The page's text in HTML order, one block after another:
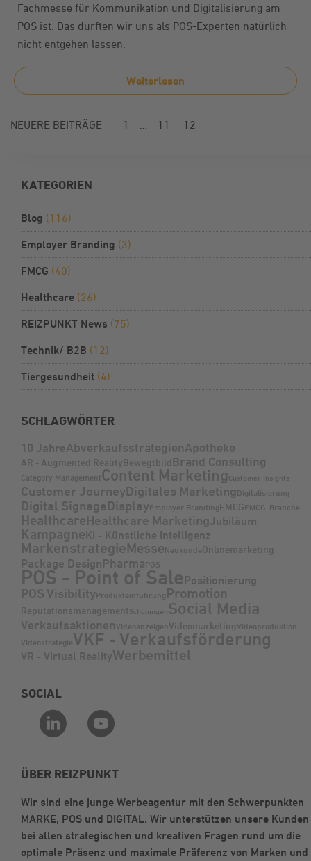
Fachmesse für Kommunikation und Digitalisierung am
POS ist. Das durften wir uns als POS-Experten natürlich
nicht entgehen lassen.
Weiterlesen
NEUERE BEITRÄGE 1 11 12
KATEGORIEN
Blog (116)
Employer Branding (3)
FMCG (40)
Healthcare (26)
REIZPUNKT News (75)
Technik/ B2B (12)
Tiergesundheit (4)
SCHLAGWÖRTER
10 JahreAbverkaufsstrategienApotheke
AR - Augmented RealityBewegtbild Brand Consulting
Category Management Content Marketing Customer Insights
Customer JourneyDigitales Marketing Digitalisierung
Digital SignageDisplayEmployer BrandingFMCGFMCG-Branche
HealthcareHealthcare MarketingJubiläum
KampagneKI - Künstliche Intelligenz
MarkenstrategieMesseNeukundeOnlinemarketing
Package DesignPharmaPOS
POS - Point of Sale Positionierung
POS VisibilityProdukteinführung Promotion
Reputationsmanagement Schulungen Social Media
Verkaufsaktionen Videoanzeigen Videomarketing Videoproduktion
VideostrategieVKF - Verkaufsförderung
VR - Virtual RealityWerbemittel
SOCIAL
ÜBER REIZPUNKT
Wir sind eine junge Werbeagentur mit den Schwerpunkten
MARKE, POS und DIGITAL. Wir unterstützen unsere Kunden
bei allen strategischen und kreativen Fragen rund um die
optimale Präsenz und maximale Präferenz von Marken und